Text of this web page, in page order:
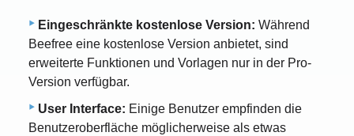
Eingeschränkte kostenlose Version: Während
Beefree eine kostenlose Version anbietet, sind
erweiterte Funktionen und Vorlagen nur in der Pro-
Version verfügbar.
User Interface: Einige Benutzer empfinden die
Benutzeroberfläche möglicherweise als etwas